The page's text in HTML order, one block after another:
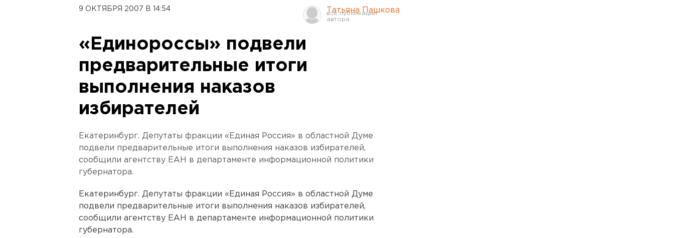
9 ОКТЯБРЯ 2007 В 14:54 Татьяна Пашкова
«Единороссы» подвели
предварительные итоги
выполнения наказов
избирателей
Екатеринбург. Депутаты фракции «Единая Россия» в областной Думе
подвели предварительные итоги выполнения наказов избирателей,
сообщили агентству ЕАН в департаменте информационной политики
губернатора.
Екатеринбург. Депутаты фракции «Единая Россия» в областной Думе
подвели предварительные итоги выполнения наказов избирателей,
сообщили агентству ЕАН в департаменте информационной политики
губернатора.